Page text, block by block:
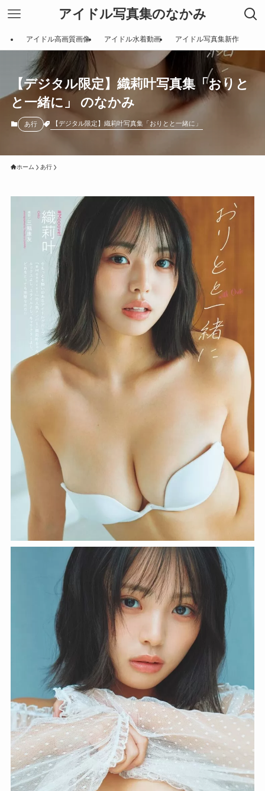
アイドル写真集のなかみ
アイドル高画質画像 アイドル水着動画 アイドル写真集新作
【デジタル限定】織莉叶写真集「おりと
と一緒に」 のなかみ
あ行 【デジタル限定】織莉叶写真集「おりとと一緒に」
ホーム あ行